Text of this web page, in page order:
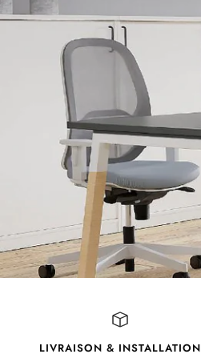
LIVRAISON & INSTALLATION